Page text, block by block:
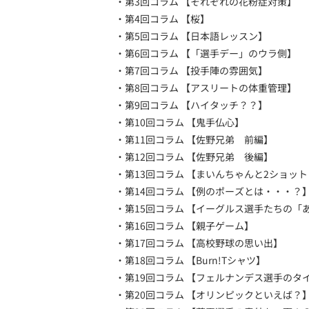
・第4回コラム 【桜】
・第5回コラム 【日本語レッスン】
・第6回コラム 【「選手デー」のウラ側】
・第7回コラム 【投手陣の雰囲気】
・第8回コラム 【アスリートの体重管理】
・第9回コラム 【ハイタッチ？？】
・第10回コラム 【鬼手仏心】
・第11回コラム 【佐野兄弟 前編】
・第12回コラム 【佐野兄弟 後編】
・第13回コラム 【まいんちゃんと2ショット
・第14回コラム 【例のポーズとは・・・？】
・第15回コラム 【イーグルス選手たちの「
・第16回コラム 【親子ゲーム】
・第17回コラム 【高校野球の思い出】
・第18回コラム 【Burn!Tシャツ】
・第19回コラム 【フェルナンデス選手のタ
・第20回コラム 【オリンピックといえば？】